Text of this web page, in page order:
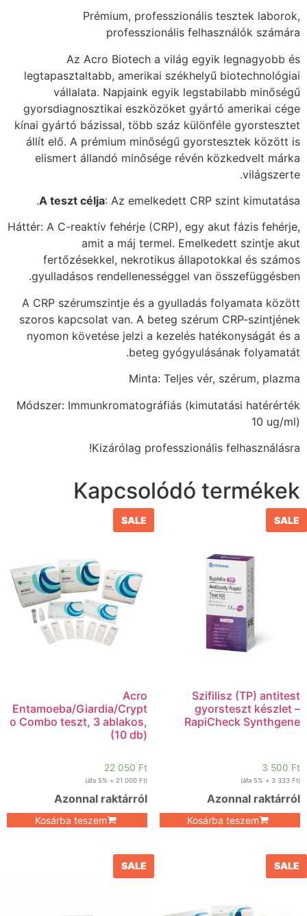
Prémium, professzionális tesztek laborok,
professzionális felhasználók számára
Az Acro Biotech a világ egyik legnagyobb és
legtapasztaltabb, amerikai székhelyű biotechnológiai
vállalata. Napjaink egyik legstabilabb minőségű
gyorsdiagnosztikai eszközöket gyártó amerikai cége
kínai gyártó bázissal, több száz különféle gyorstesztet
állít elő. A prémium minőségű gyorstesztek között is
elismert állandó minősége révén közkedvelt márka
világszerte.
A teszt célja: Az emelkedett CRP szint kimutatása.
Háttér: A C-reaktív fehérje (CRP), egy akut fázis fehérje,
amit a máj termel. Emelkedett szintje akut
fertőzésekkel, nekrotikus állapotokkal és számos
gyulladásos rendellenességgel van összefüggésben.
A CRP szérumszintje és a gyulladás folyamata között
szoros kapcsolat van. A beteg szérum CRP-szintjének
nyomon követése jelzi a kezelés hatékonyságát és a
beteg gyógyulásának folyamatát.
Minta: Teljes vér, szérum, plazma
Módszer: Immunkromatográfiás (kimutatási hatérérték
10 ug/ml)
Kizárólag professzionális felhasználásra!
Kapcsolódó termékek
SALE
Szifilisz (TP) antitest
gyorsteszt készlet –
RapiCheck Synthgene
3 500 Ft
(
3 333 Ft
+ 5% áfa)
Azonnal raktárról
Kosárba teszem
SALE
Acro
Entamoeba/Giardia/Crypt
o Combo teszt, 3 ablakos,
(10 db)
22 050 Ft
(
21 000 Ft
+ 5% áfa)
Azonnal raktárról
Kosárba teszem
SALE
SALE